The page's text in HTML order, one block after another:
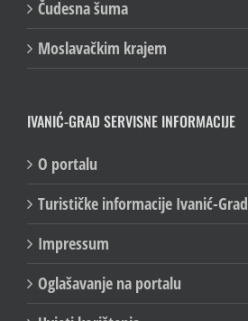
Čudesna šuma
Moslavačkim krajem
IVANIĆ-GRAD SERVISNE INFORMACIJE
O portalu
Turističke informacije Ivanić-Grad
Impressum
Oglašavanje na portalu